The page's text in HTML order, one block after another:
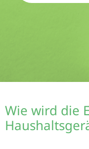
Wie wird die